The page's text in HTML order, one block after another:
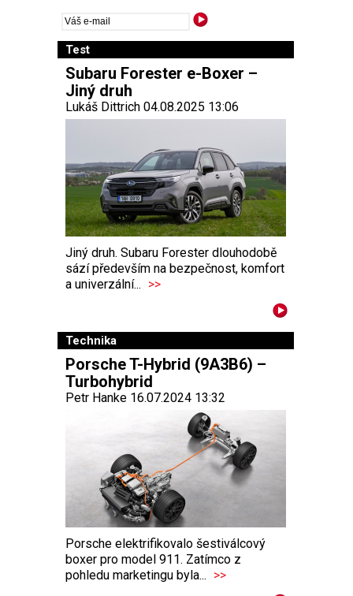
Test
Subaru Forester e-Boxer –
Jiný druh
Lukáš Dittrich 04.08.2025 13:06
Jiný druh. Subaru Forester dlouhodobě
sází především na bezpečnost, komfort
a univerzální... >>
Technika
Porsche T-Hybrid (9A3B6) –
Turbohybrid
Petr Hanke 16.07.2024 13:32
Porsche elektrifikovalo šestiválcový
boxer pro model 911. Zatímco z
pohledu marketingu byla... >>